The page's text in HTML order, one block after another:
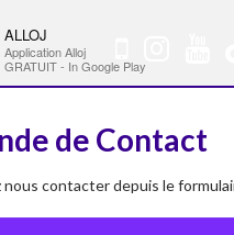
de Contact
nous contacter depuis le
ALLOJ
Application Alloj
GRATUIT - In Google Play